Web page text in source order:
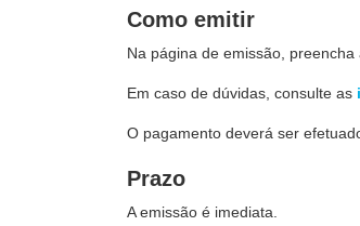
Como emitir
Na página de emissão,
Em caso de dúvidas, consulte as
O pagamento deverá ser
Prazo
A emissão é imediata.